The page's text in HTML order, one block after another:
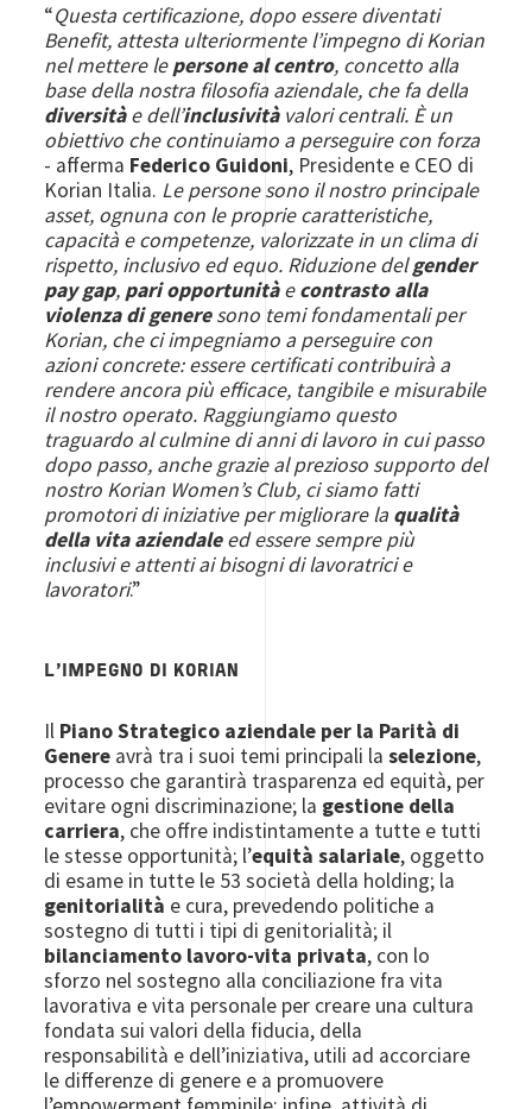
“Questa certificazione, dopo essere diventati
Benefit, attesta ulteriormente l’impegno di Korian
nel mettere lepersone al centro, concetto alla
base della nostra filosofia aziendale, che fa della
diversitàe dell’inclusività valori centrali. È un
obiettivo che continuiamo a perseguire con forza
- afferma Federico Guidoni, Presidente e CEO di
Korian Italia. Le persone sono il nostro principale
asset, ognuna con le proprie caratteristiche,
capacità e competenze, valorizzate in un clima di
rispetto, inclusivo ed equo. Riduzione delgender
pay gap, pari opportunitàecontrasto alla
violenza di generesono temi fondamentali per
Korian, che ci impegniamo a perseguire con
azioni concrete: essere certificati contribuirà a
rendere ancora più efficace, tangibile e misurabile
il nostro operato. Raggiungiamo questo
traguardo al culmine di anni di lavoro in cui passo
dopo passo, anche grazie al prezioso supporto del
nostro Korian Women’s Club, ci siamo fatti
promotori di iniziative per migliorare la qualità
della vita aziendaleed essere sempre più
inclusivi e attenti ai bisogni di lavoratrici e
lavoratori.”
L'IMPEGNO DI KORIAN
Il Piano Strategico aziendale per la Parità di
Genere avrà tra i suoi temi principali laselezione,
processo che garantirà trasparenza ed equità, per
evitare ogni discriminazione; la gestione della
carriera, che offre indistintamente a tutte e tutti
le stesse opportunità; l’equità salariale, oggetto
di esame in tutte le 53 società della holding; la
genitorialità e cura, prevedendo politiche a
sostegno di tutti i tipi di genitorialità; il
bilanciamento lavoro-vita privata, con lo
sforzo nel sostegno alla conciliazione fra vita
lavorativa e vita personale per creare una cultura
fondata sui valori della fiducia, della
responsabilità e dell’iniziativa, utili ad accorciare
le differenze di genere e a promuovere